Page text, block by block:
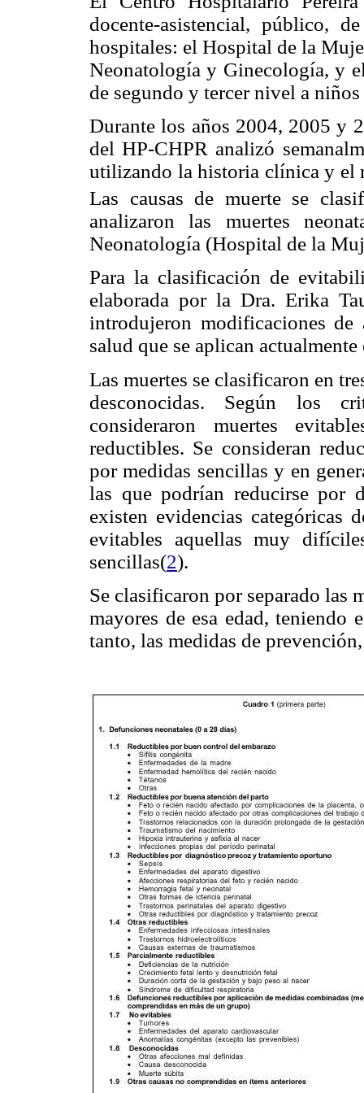
docente-asistencial, público,
hospitales: el Hospital de la
Neonatología y Ginecología, y
de segundo y tercer nivel a
Durante los años 2004, 2005 y
del HP-CHPR analizó
utilizando la historia clínica y el
Las causas de muerte se
analizaron las muertes
Neonatología (Hospital de la
Para la clasificación de
elaborada por la Dra. Erika
introdujeron modificaciones
salud que se aplican
Las muertes se clasificaron en
desconocidas. Según los
consideraron muertes
reductibles. Se consideran
por medidas sencillas y en
las que podrían reducirse por
existen evidencias categóricas
evitables aquellas muy
sencillas(2).
Se clasificaron por separado las
mayores de esa edad, teniendo
tanto, las medidas de